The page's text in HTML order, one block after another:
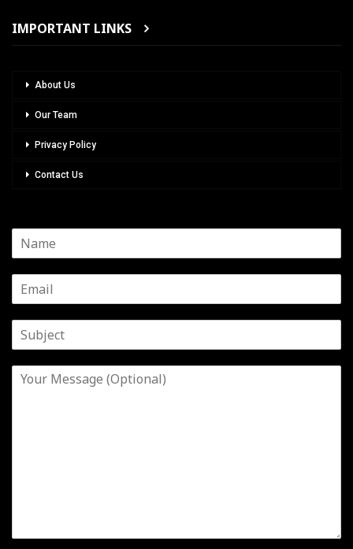
IMPORTANT LINKS
About Us
Our Team
Privacy Policy
Contact Us